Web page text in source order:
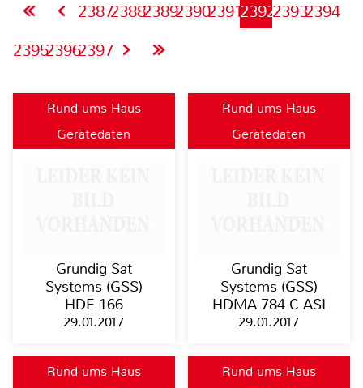
23872388238923902391239223932394
239523962397
Rund ums Haus
Gerätedaten
Grundig Sat
Systems (GSS)
HDE 166
29.01.2017
Rund ums Haus
Gerätedaten
Grundig Sat
Systems (GSS)
HDMA 784 C ASI
29.01.2017
Rund ums Haus
Rund ums Haus